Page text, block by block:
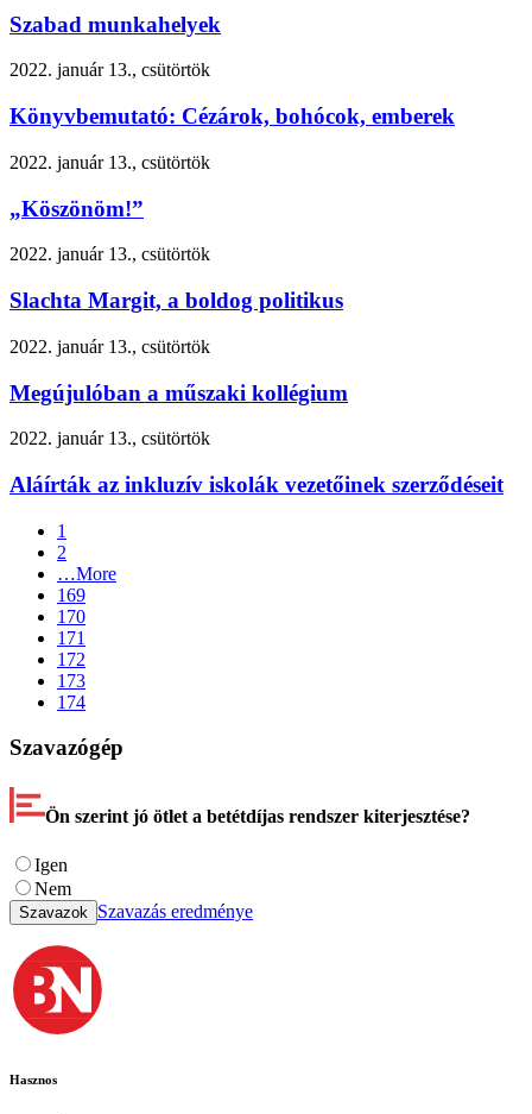
Szabad munkahelyek
2022. január 13., csütörtök
Könyvbemutató: Cézárok, bohócok, emberek
2022. január 13., csütörtök
„Köszönöm!”
2022. január 13., csütörtök
Slachta Margit, a boldog politikus
2022. január 13., csütörtök
Megújulóban a műszaki kollégium
2022. január 13., csütörtök
Aláírták az inkluzív iskolák vezetőinek szerződéseit
1
2
…More
169
170
171
172
173
174
Szavazógép
Ön szerint jó ötlet a betétdíjas rendszer kiterjesztése?
Igen
Nem
Szavazok Szavazás eredménye
Hasznos